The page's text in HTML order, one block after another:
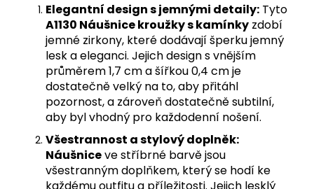
Elegantní design s jemnými detaily: Tyto
A1130 Náušnice kroužky s kamínky zdobí
jemné zirkony, které dodávají šperku jemný
lesk a eleganci. Jejich design s vnějším
průměrem 1,7 cm a šířkou 0,4 cm je
dostatečně velký na to, aby přitáhl
pozornost, a zároveň dostatečně subtilní,
aby byl vhodný pro každodenní nošení.
Všestrannost a stylový doplněk:
Náušniceve stříbrné barvě jsou
všestranným doplňkem, který se hodí ke
každému outfitu a příležitosti. Jejich lesklý